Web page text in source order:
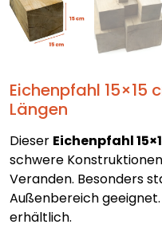
Eichenpfahl 15×15
Längen
Dieser Eichenpfahl
schwere
Veranden. Besonders
Außenbereich
erhältlich.